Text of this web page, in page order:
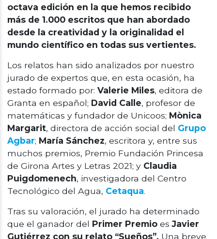
octava edición en la que hemos recibido
más de 1.000 escritos que han abordado
desde la creatividad y la originalidad el
mundo científico en todas sus vertientes.
Los relatos han sido analizados por nuestro
jurado de expertos que, en esta ocasión, ha
estado formado por: Valerie Miles, editora de
Granta en español; David Calle, profesor de
matemáticas y fundador de Unicoos; Mònica
Margarit, directora de acción social del Grupo
Agbar; María Sánchez, escritora y, entre sus
muchos premios, Premio Fundación Princesa
de Girona Artes y Letras 2021; y Claudia
Puigdomenech, investigadora del Centro
Tecnológico del Agua, Cetaqua.
Tras su valoración, el jurado ha determinado
que el ganador del Primer Premio esJavier
Gutiérrez con su relato “Sueños”. Una breve